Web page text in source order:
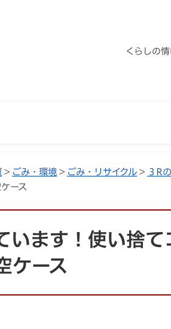
くらしの
> ごみ・環境 > ごみ・リサイクル > ３R
ース
います！使い捨
ケース